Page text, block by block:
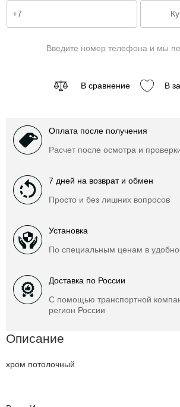
Введите номер телефона и мы
В сравнение В
Оплата после получения
Расчет после осмотра и
7 дней на возврат и обмен
Просто и без лишних вопросов
Установка
По специальным ценам в
Доставка по России
С помощью транспортной
регион России
Описание
хром потолочный